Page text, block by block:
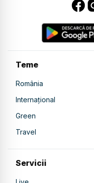
Teme
România
Internațional
Green
Travel
Servicii